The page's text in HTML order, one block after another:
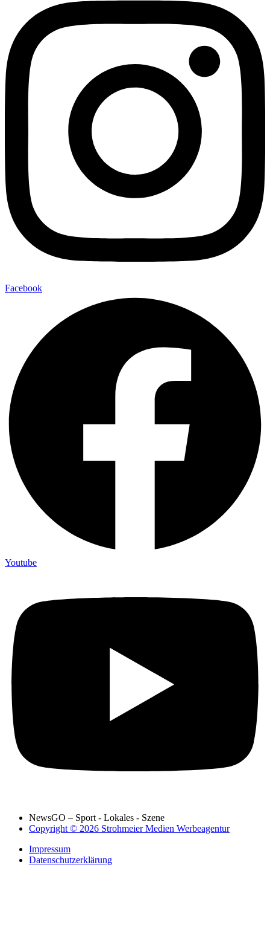
Facebook
Youtube
NewsGO – Sport - Lokales - Szene
Copyright © 2026 Strohmeier Medien Werbeagentur
Impressum
Datenschutzerklärung